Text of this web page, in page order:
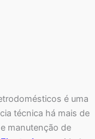
é uma
técnica há mais de
manutenção de